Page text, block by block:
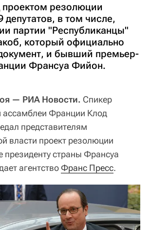
проектом резолюции
депутатов, в том числе,
партии "Республиканцы"
который официально
и бывший премьер-
Франсуа Фийон.
— РИА Новости. Спикер
ассамблеи Франции Клод
представителям
власти проект резолюции
президенту страны Франсуа
агентство Франс Пресс.